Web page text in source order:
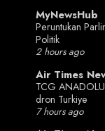
MyNewsHub
Peruntukan
Politik
2 hours ago
Air Times
TCG
dron Turkiye
7 hours ago